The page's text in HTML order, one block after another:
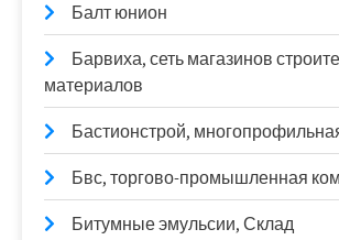
Балт юнион
Барвиха, сеть магазинов
материалов
Бастионстрой,
Бвс, торгово-промышленная
Битумные эмульсии, Склад